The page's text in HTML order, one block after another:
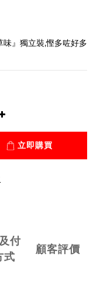
』獨立裝,慳多咗好多
立即購買
付
式
顧客評價